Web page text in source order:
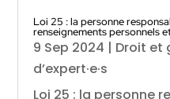
Loi 25 : la personne
renseignements personnels
9 Sep 2024 | Droit et
d’expert·e·s
Loi 25 : la personne